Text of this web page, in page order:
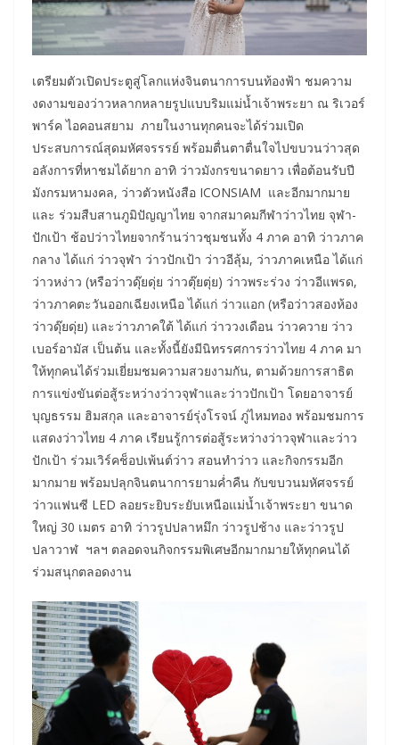
เตรียมตัวเปิดประตูสู่โลกแห่งจินตนาการบนท้องฟ้า ชมความ
งดงามของว่าวหลากหลายรูปแบบริมแม่น้ำเจ้าพระยา ณ ริเวอร์
พาร์ค ไอคอนสยาม ภายในงานทุกคนจะได้ร่วมเปิด
ประสบการณ์สุดมหัศจรรรย์ พร้อมตื่นตาตื่นใจไปขบวนว่าวสุด
อลังการที่หาชมได้ยาก อาทิ ว่าวมังกรขนาดยาว เพื่อต้อนรับปี
มังกรมหามงคล, ว่าวตัวหนังสือ ICONSIAM และอีกมากมาย
และ ร่วมสืบสานภูมิปัญญาไทย จากสมาคมกีฬาว่าวไทย จุฬา-
ปักเป้า ช้อปว่าวไทยจากร้านว่าวชุมชนทั้ง 4 ภาค อาทิ ว่าวภาค
กลาง ได้แก่ ว่าวจุฬา ว่าวปักเป้า ว่าวอีลุ้ม, ว่าวภาคเหนือ ได้แก่
ว่าวหง่าว (หรือว่าวดุ๊ยดุ่ย ว่าวตุ๊ยตุ่ย) ว่าวพระร่วง ว่าวอีแพรด,
ว่าวภาคตะวันออกเฉียงเหนือ ได้แก่ ว่าวแอก (หรือว่าวสองห้อง
ว่าวดุ๊ยดุ่ย) และว่าวภาคใต้ ได้แก่ ว่าววงเดือน ว่าวควาย ว่าว
เบอร์อามัส เป็นต้น และทั้งนี้ยังมีนิทรรศการว่าวไทย 4 ภาค มา
ให้ทุกคนได้ร่วมเยี่ยมชมความสวยงามกัน, ตามด้วยการสาธิต
การแข่งขันต่อสู้ระหว่างว่าวจุฬาและว่าวปักเป้า โดยอาจารย์
บุญธรรม ฮิมสกุล และอาจารย์รุ่งโรจน์ ภู่ไหมทอง พร้อมชมการ
แสดงว่าวไทย 4 ภาค เรียนรู้การต่อสู้ระหว่างว่าวจุฬาและว่าว
ปักเป้า ร่วมเวิร์คช็อปเพ้นต์ว่าว สอนทำว่าว และกิจกรรมอีก
มากมาย พร้อมปลุกจินตนาการยามค่ำคืน กับขบวนมหัศจรรย์
ว่าวแฟนซี LED ลอยระยิบระยับเหนือแม่น้ำเจ้าพระยา ขนาด
ใหญ่ 30 เมตร อาทิ ว่าวรูปปลาหมึก ว่าวรูปช้าง และว่าวรูป
ปลาวาฬ ฯลฯ ตลอดจนกิจกรรมพิเศษอีกมากมายให้ทุกคนได้
ร่วมสนุกตลอดงาน